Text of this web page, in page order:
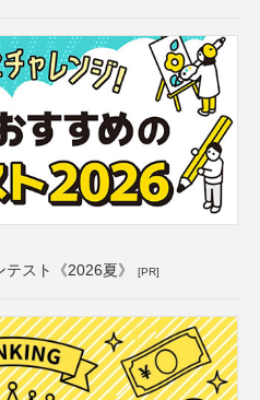
スト《2026夏》 [PR]